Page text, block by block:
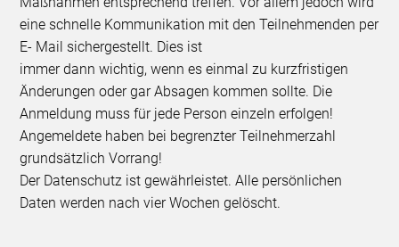
eine schnelle Kommunikation mit den Teilnehmenden per
E- Mail sichergestellt. Dies ist
immer dann wichtig, wenn es einmal zu kurzfristigen
Änderungen oder gar Absagen kommen sollte. Die
Anmeldung muss für jede Person einzeln erfolgen!
Angemeldete haben bei begrenzter Teilnehmerzahl
grundsätzlich Vorrang!
Der Datenschutz ist gewährleistet. Alle persönlichen
Daten werden nach vier Wochen gelöscht.